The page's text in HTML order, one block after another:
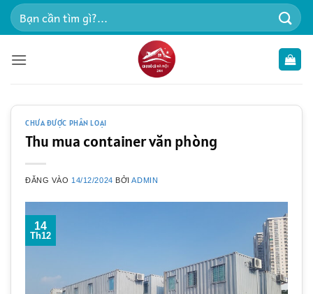
Bỏ
qua
dung
Tìm
kiếm:
CHƯA ĐƯỢC PHÂN LOẠI
Thu mua container văn phòng
ĐĂNG VÀO 14/12/2024 BỞIADMIN
14
Th12